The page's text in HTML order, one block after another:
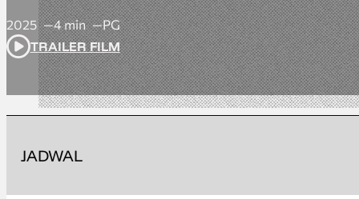
2025 4 min
PG
TRAILER FILM
JADWAL